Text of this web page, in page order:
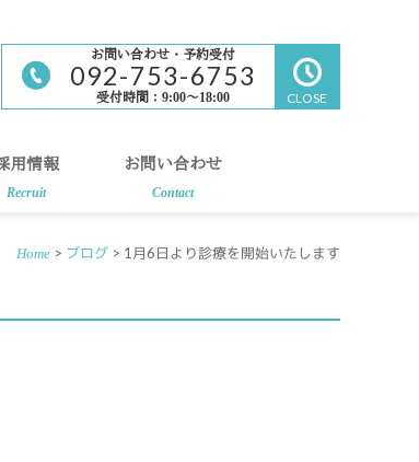
お問い合わせ・予約受付
092-753-6753
受付時間：9:00～18:00 CLOSE
用情報
Recruit
お問い合わせ
Contact
Home > ブログ > 1月6日より診療を開始いたします